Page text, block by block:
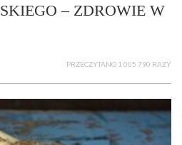
– ZDROWIE W
PRZECZYTANO 1 005 790 RAZY